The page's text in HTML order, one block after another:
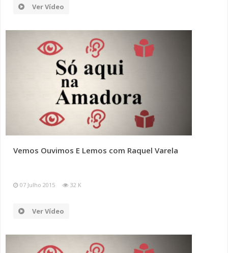
Ver Vídeo
Vemos Ouvimos E Lemos com Raquel Varela
07 Julho 2015 32 K
Ver Vídeo